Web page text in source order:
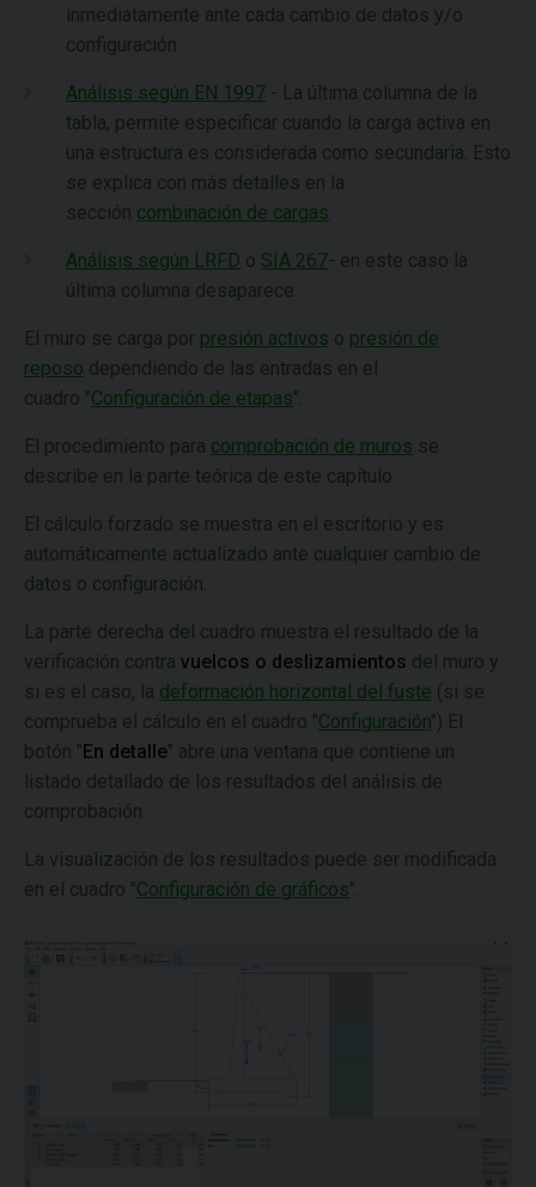
inmediatamente ante cada cambio de datos y/o
configuración.
Análisis según EN 1997 - La última columna de la
tabla, permite especificar cuando la carga activa en
una estructura es considerada como secundaria. Esto
se explica con más detalles en la
sección combinación de cargas
Análisis según LRFD o SIA 267- en este caso la
última columna desaparece.
El muro se carga por presión activos o presión de
reposo dependiendo de las entradas en el
cuadro "Configuración de etapas".
El procedimiento para comprobación de muros se
describe en la parte teórica de este capítulo.
El cálculo forzado se muestra en el escritorio y es
automáticamente actualizado ante cualquier cambio de
datos o configuración.
La parte derecha del cuadro muestra el resultado de la
verificación contra vuelcos o deslizamientos del muro y
si es el caso, la deformación horizontal del fuste (si se
comprueba el cálculo en el cuadro "Configuración") El
botón "En detalle" abre una ventana que contiene un
listado detallado de los resultados del análisis de
comprobación.
La visualización de los resultados puede ser modificada
en el cuadro "Configuración de gráficos".